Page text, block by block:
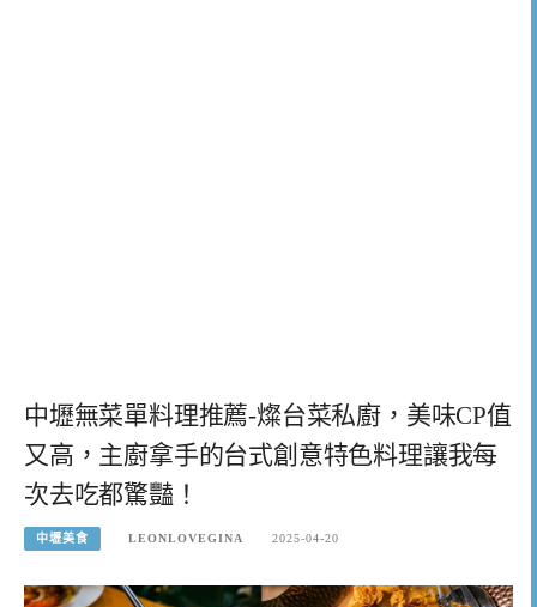
中壢無菜單料理推薦-燦台菜私廚，美味CP值
又高，主廚拿手的台式創意特色料理讓我每
次去吃都驚豔！
中壢美食 LEONLOVEGINA 2025-04-20